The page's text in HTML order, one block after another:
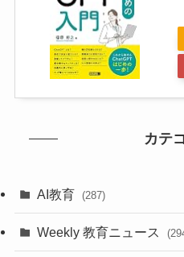
カテ
AI教育 (287)
Weekly 教育ニュース